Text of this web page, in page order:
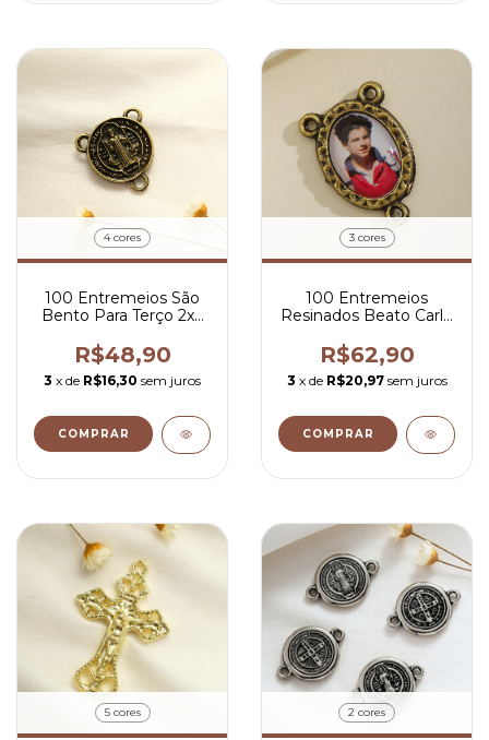
4 cores
100 Entremeios São
Bento Para Terço 2x2
R$48,90
3 x de R$16,30 sem juros
COMPRAR
3 cores
100 Entremeios
Resinados Beato Carlo
R$62,90
3 x de R$20,97 sem juros
COMPRAR
5 cores 2 cores